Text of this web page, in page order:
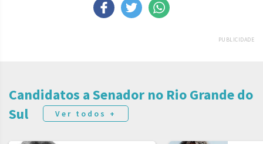
PUBLICIDADE
Candidatos a Senador no Rio Grande do
Sul
Ver todos +